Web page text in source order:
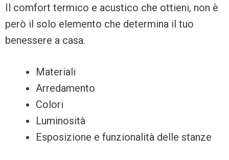
Il comfort termico e acustico che ottieni, non è
però il solo elemento che determina il tuo
benessere a casa.
Materiali
Arredamento
Colori
Luminosità
Esposizione e funzionalità delle stanze